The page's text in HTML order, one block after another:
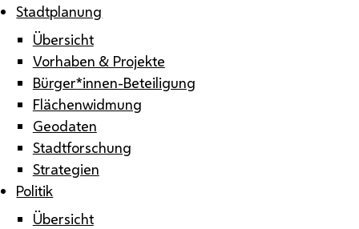
Stadtplanung
Übersicht
Vorhaben & Projekte
Bürger*innen-Beteiligung
Flächenwidmung
Geodaten
Stadtforschung
Strategien
Politik
Übersicht